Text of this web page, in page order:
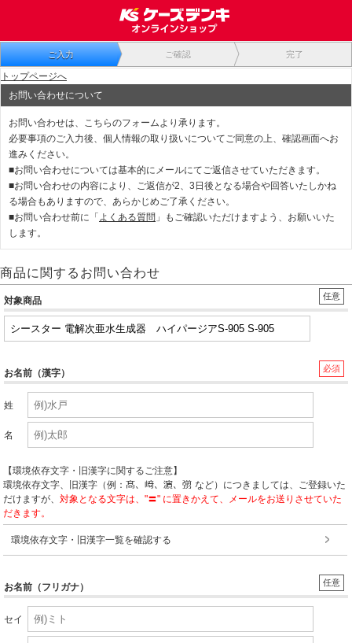
ご入力 ご確認 完了
トップページへ
お問い合わせについて
お問い合わせは、こちらのフォームより承ります。
必要事項のご入力後、個人情報の取り扱いについてご同意の上、確認画面へお
進みください。
■お問い合わせについては基本的にメールにてご返信させていただきます。
■お問い合わせの内容により、ご返信が2、3日後となる場合や回答いたしかね
る場合もありますので、あらかじめご了承ください。
■お問い合わせ前に「 よくある質問 」もご確認いただけますよう、お願いいた
します。
商品に関するお問い合わせ
任意
対象商品
必須
お名前（漢字）
姓
名
【環境依存文字・旧漢字に関するご注意】
環境依存文字、旧漢字（例：
など）につきましては、ご登録いた
だけますが、 対象となる文字は、"〓" に置きかえて、メールをお送りさせていた
だきます。
環境依存文字・旧漢字一覧を確認する
任意
お名前（フリガナ）
セイ